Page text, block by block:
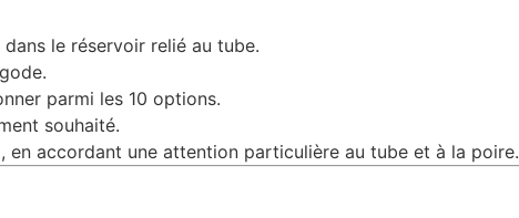
le réservoir relié au tube.
parmi les 10 options.
souhaité.
en accordant une attention particulière au tube et à la poire.